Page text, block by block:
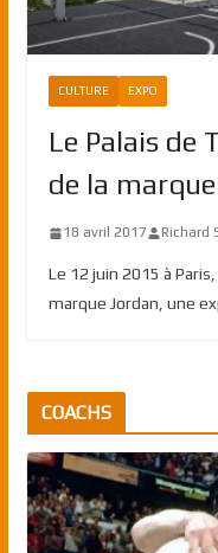
CULTURE EXPO
Le Palais de
de la
18 avril 2017 Richard
Le 12 juin 2015 à
marque Jordan, une
COACHS